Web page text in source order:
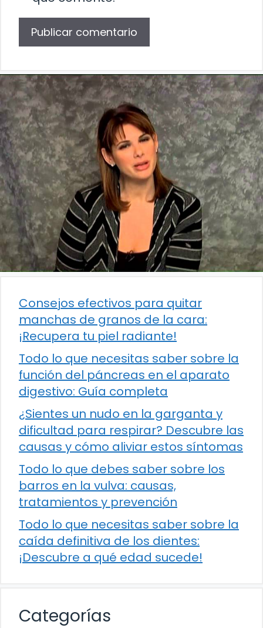
Consejos efectivos para quitar
manchas de granos de la cara:
¡Recupera tu piel radiante!
Todo lo que necesitas saber sobre la
función del páncreas en el aparato
digestivo: Guía completa
¿Sientes un nudo en la garganta y
dificultad para respirar? Descubre las
causas y cómo aliviar estos síntomas
Todo lo que debes saber sobre los
barros en la vulva: causas,
tratamientos y prevención
Todo lo que necesitas saber sobre la
caída definitiva de los dientes:
¡Descubre a qué edad sucede!
Categorías